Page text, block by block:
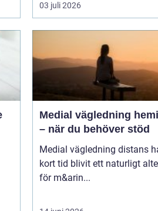
03 juli 2026
Medial vägledning
– när du behöver stöd
Medial vägledning distans
kort tid blivit ett naturligt
för m&arin...